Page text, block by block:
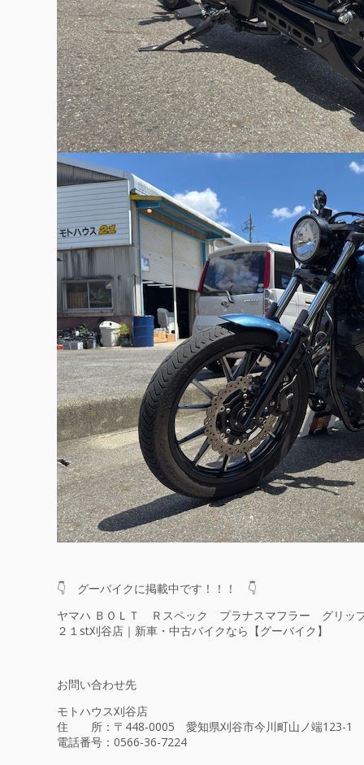
👇 グーバイクに掲載中です！！！ 👇
ヤマハ ＢＯＬＴ Ｒスペック プラナスマフラー グリッ
２１st刈谷店｜新車・中古バイクなら【グーバイク】
お問い合わせ先
モトハウス刈谷店
住 所：〒448-0005 愛知県刈谷市今川町山ノ端123-1
電話番号： 0566-36-7224